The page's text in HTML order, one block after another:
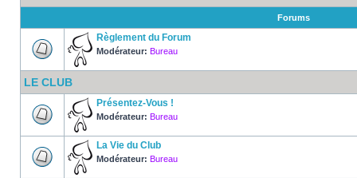
Forums
Règlement du Forum
Modérateur: Bureau
LE CLUB
Présentez-Vous !
Modérateur: Bureau
La Vie du Club
Modérateur: Bureau